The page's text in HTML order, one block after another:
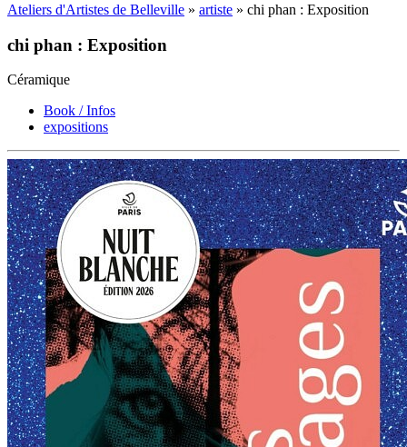
Ateliers d'Artistes de Belleville » artiste » chi phan : Exposition
chi phan : Exposition
Céramique
Book / Infos
expositions